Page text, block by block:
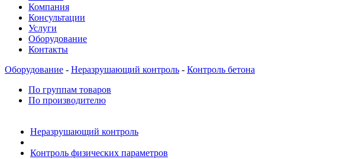
Компания
Консультации
Услуги
Оборудование
Контакты
Оборудование - Неразрушающий контроль - Контроль бетона
По группам товаров
По производителю
Неразрушающий контроль
Контроль физических параметров